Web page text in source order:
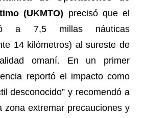
(UKMTO) precisó que el
a 7,5 millas náuticas
14 kilómetros) al sureste de
omaní. En un primer
reportó el impacto como
desconocido” y recomendó a
zona extremar precauciones y